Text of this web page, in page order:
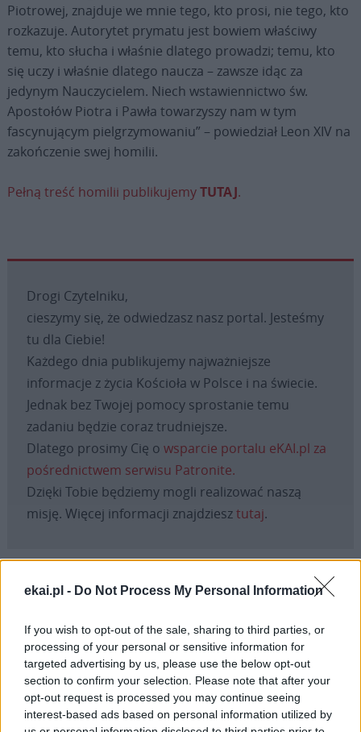
ekai.pl - Do Not Process My Personal Information
If you wish to opt-out of the sale, sharing to third parties, or
processing of your personal or sensitive information for
targeted advertising by us, please use the below opt-out
section to confirm your selection. Please note that after your
opt-out request is processed you may continue seeing
interest-based ads based on personal information utilized by
Piotrowej, znajduje we mnie tego, kto prosi, nie tego, kto
rozkazuje. Autorytet prymatu jest bowiem właściwy
temu, kto słucha i właśnie dlatego prowadzi; temu, kto
się uczy i właśnie dlatego naucza – zawsze idąc za
jedynym Nauczycielem. Niech wstawiennictwo św.
Apostołów Piotra i Pawła towarzyszy nam w tym
fascynującym pielgrzymowaniu” – powiedział Leon XIV na
zakończenie swej homilii.
Pełną treść homilii publikujemyTUTAJ.
Drogi Czytelniku,
cieszymy się, że odwiedzasz nasz portal. Jesteśmy
tu dla Ciebie!
Każdego dnia publikujemy najważniejsze
informacje z życia Kościoła w Polsce i na świecie.
Jednak bez Twojej pomocy sprostanie temu
zadaniu będzie coraz trudniejsze.
Dlatego prosimy Cię o wsparcie portalu eKAI.pl za
pośrednictwem serwisu Patronite.
Dzięki Tobie będziemy mogli realizować naszą
misję. Więcej informacji znajdziesztutaj.
Facebook
TwitterMessengerWhatsApp
EmailCopy
Link
Print
Wersja do druku